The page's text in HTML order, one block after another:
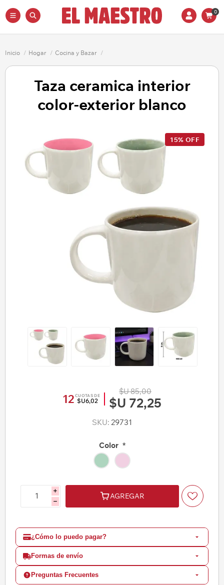
0
Inicio / Hogar / Cocina y Bazar /
Taza ceramica interior
color-exterior blanco
15% OFF
12 CUOTAS DE
$U6,02
$U 85,00
$U 72,25
SKU: 29731
Color *
i
h
AGREGAR
¿Cómo lo puedo pagar?
Formas de envío
Preguntas Frecuentes